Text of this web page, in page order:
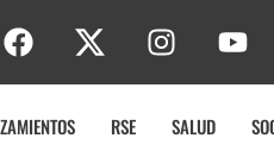
RSE SALUD